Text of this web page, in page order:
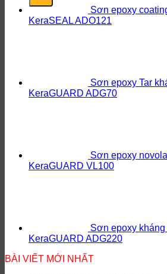
Sơn epoxy
KeraSEAL ADO121
Sơn epoxy Tar
KeraGUARD ADG70
Sơn epoxy
KeraGUARD VL100
Sơn epoxy
KeraGUARD ADG220
BÀI VIẾT MỚI NHẤT